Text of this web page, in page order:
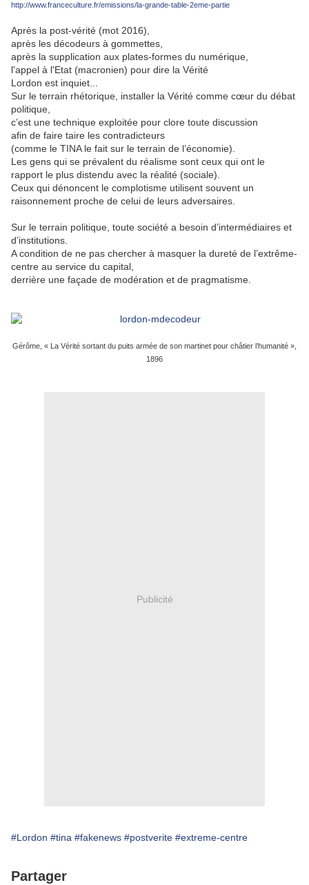
http://www.franceculture.fr/emissions/la-grande-table-2eme-partie
Après la post-vérité (mot 2016),
après les décodeurs à gommettes,
après la supplication aux plates-formes du numérique,
l'appel à l'Etat (macronien) pour dire la Vérité
Lordon est inquiet...
Sur le terrain rhétorique, installer la Vérité comme cœur du débat
politique,
c’est une technique exploitée pour clore toute discussion
afin de faire taire les contradicteurs
(comme le TINA le fait sur le terrain de l’économie).
Les gens qui se prévalent du réalisme sont ceux qui ont le
rapport le plus distendu avec la réalité (sociale).
Ceux qui dénoncent le complotisme utilisent souvent un
raisonnement proche de celui de leurs adversaires.
Sur le terrain politique, toute société a besoin d’intermédiaires et
d’institutions.
A condition de ne pas chercher à masquer la dureté de l’extrême-
centre au service du capital,
derrière une façade de modération et de pragmatisme.
Gérôme, « La Vérité sortant du puits armée de son martinet pour châtier l’humanité »,
1896
Publicité
#Lordon #tina #fakenews #postverite #extreme-centre
Partager